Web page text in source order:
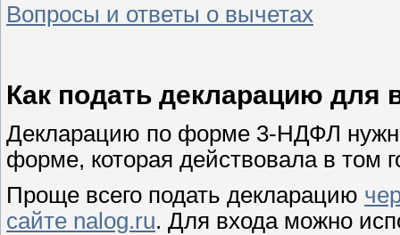
Вопросы и ответы о вычетах
Как подать декларацию для
Декларацию по форме 3-НДФЛ
форме, которая действовала в том
Проще всего подать декларацию
сайте nalog.ru. Для входа можно